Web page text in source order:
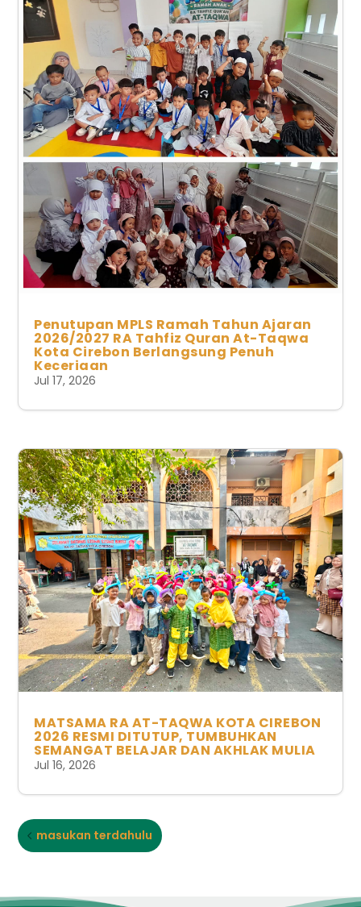
Penutupan MPLS Ramah Tahun Ajaran
2026/2027 RA Tahfiz Quran At-Taqwa
Kota Cirebon Berlangsung Penuh
Keceriaan
Jul 17, 2026
MATSAMA RA AT-TAQWA KOTA CIREBON
2026 RESMI DITUTUP, TUMBUHKAN
SEMANGAT BELAJAR DAN AKHLAK MULIA
Jul 16, 2026
masukan terdahulu